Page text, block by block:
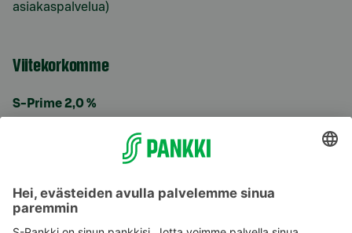
asiakaspalvelua)
Viitekorkomme
S-Prime 2,0 %